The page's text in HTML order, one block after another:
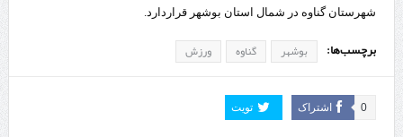
رئیس سازمان راهداری:
مرز چیلات دهلران می‌تواند مکمل مرز بین‌المللی مهران شود
شهرستان گناوه در شمال استان بوشهر قراردارد.
برچسب‌ها: بوشهر گناوه ورزش
اشتراک 0 تویت